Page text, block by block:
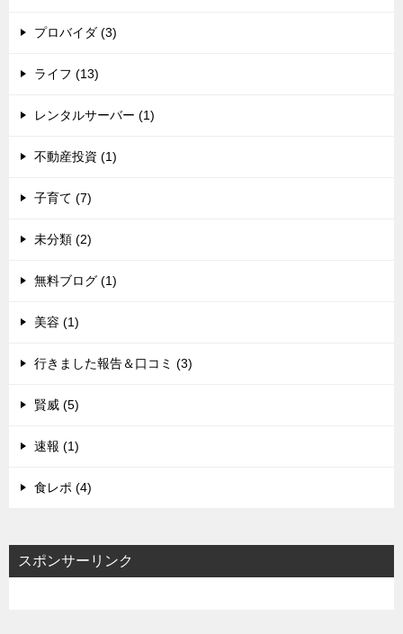
プロバイダ (3)
ライフ (13)
レンタルサーバー (1)
不動産投資 (1)
子育て (7)
未分類 (2)
無料ブログ (1)
美容 (1)
行きました報告＆口コミ (3)
賢威 (5)
速報 (1)
食レポ (4)
スポンサーリンク